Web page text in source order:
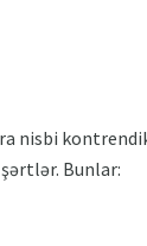
nisbi
Bunlar: